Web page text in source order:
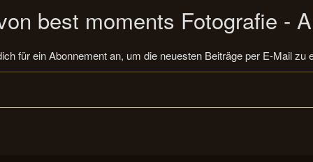
best moments Fotografie -
für ein Abonnement an, um die neuesten Beiträge per E-Mail zu